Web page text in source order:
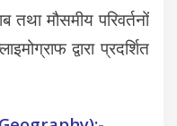
तथा मौसमीय परिवर्तनों
द्वारा प्रदर्शित